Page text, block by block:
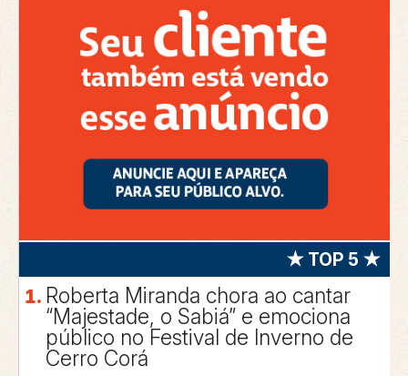
★ TOP 5 ★
Roberta Miranda chora ao cantar
“Majestade, o Sabiá” e emociona
público no Festival de Inverno de
Cerro Corá